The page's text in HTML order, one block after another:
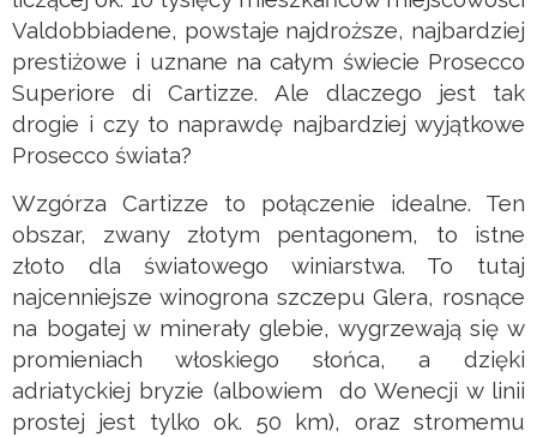
Valdobbiadene, powstaje najdroższe, najbardziej
prestiżowe i uznane na całym świecie Prosecco
Superiore di Cartizze. Ale dlaczego jest tak
drogie i czy to naprawdę najbardziej wyjątkowe
Prosecco świata?
Wzgórza Cartizze to połączenie idealne. Ten
obszar, zwany złotym pentagonem, to istne
złoto dla światowego winiarstwa. To tutaj
najcenniejsze winogrona szczepu Glera, rosnące
na bogatej w minerały glebie, wygrzewają się w
promieniach włoskiego słońca, a dzięki
adriatyckiej bryzie (albowiem do Wenecji w linii
prostej jest tylko ok. 50 km), oraz stromemu